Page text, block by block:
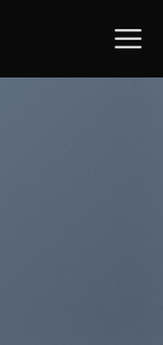
محتوا